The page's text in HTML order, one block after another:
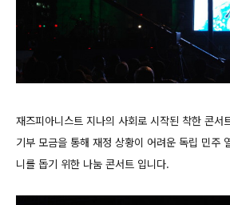
재즈피아니스트 지나의 사회로 시작된 착한 콘서
기부 모금을 통해 재정 상황이 어려운 독립 민주
니를 돕기 위한 나눔 콘서트 입니다.